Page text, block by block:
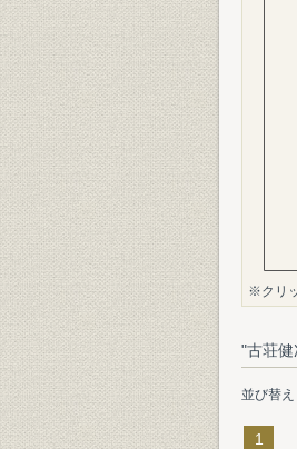
※クリ
"古荘
並び替え
1